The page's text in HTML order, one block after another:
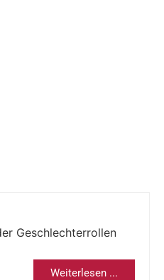
Geschlechterrollen
Weiterlesen ...